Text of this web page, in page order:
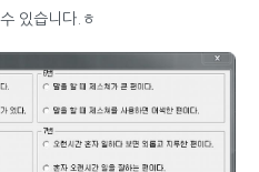
있습니다.ㅎ